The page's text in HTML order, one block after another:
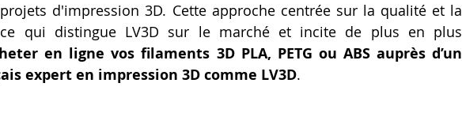
d'impression 3D. Cette approche centrée sur la qualité et la
qui distingue LV3D sur le marché et incite de plus en plus
en ligne vos filaments 3D PLA, PETG ou ABS auprès d’un
expert en impression 3D comme LV3D.